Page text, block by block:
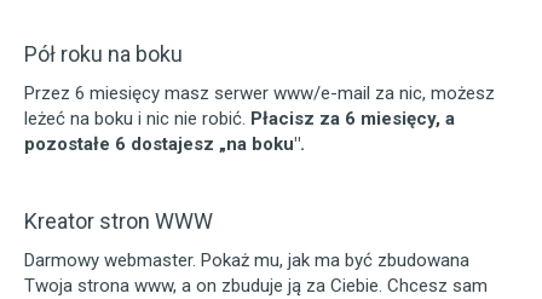
Pół roku na boku
Przez 6 miesięcy masz serwer www/e-mail za nic, możesz
leżeć na boku i nic nie robić. Płacisz za 6 miesięcy, a
pozostałe 6 dostajesz „na boku".
Kreator stron WWW
Darmowy webmaster. Pokaż mu, jak ma być zbudowana
Twoja strona www, a on zbuduje ją za Ciebie. Chcesz sam